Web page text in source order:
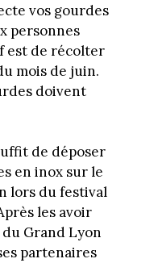
vos gourdes
personnes
est de récolter
mois de juin.
doivent
de déposer
en inox sur le
lors du festival
les avoir
Grand Lyon
partenaires